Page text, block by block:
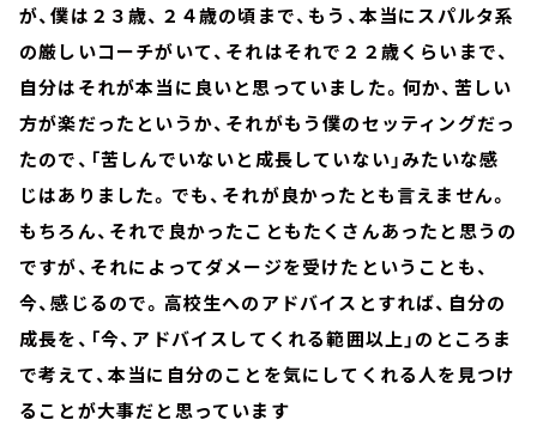
が、僕は２３歳、２４歳の頃まで、もう、本当にスパルタ系
の厳しいコーチがいて、それはそれで２２歳くらいまで、
自分はそれが本当に良いと思っていました。何か、苦しい
方が楽だったというか、それがもう僕のセッティングだっ
たので、「苦しんでいないと成長していない」みたいな感
じはありました。でも、それが良かったとも言えません。
もちろん、それで良かったこともたくさんあったと思うの
ですが、それによってダメージを受けたということも、
今、感じるので。高校生へのアドバイスとすれば、自分の
成長を、「今、アドバイスしてくれる範囲以上」のところま
で考えて、本当に自分のことを気にしてくれる人を見つけ
ることが大事だと思っています